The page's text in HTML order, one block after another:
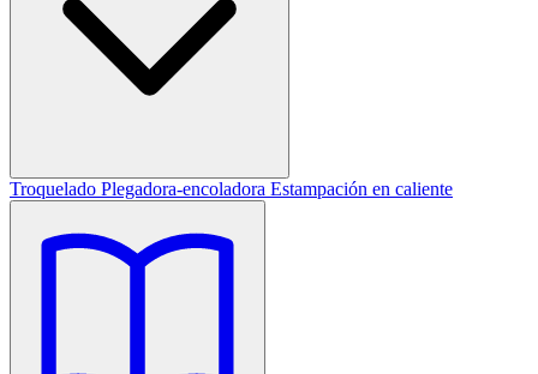
Troquelado Plegadora-encoladora Estampación en caliente